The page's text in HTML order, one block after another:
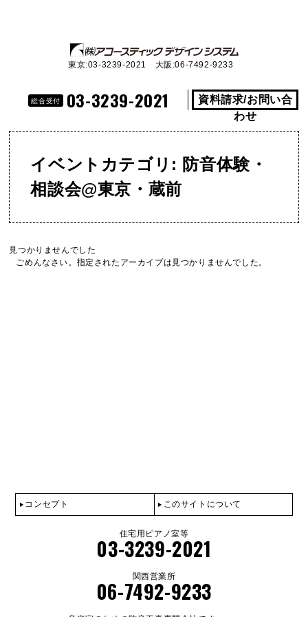
東京:03-3239-2021 大阪:06-7492-9233
総合受付 03-3239-2021
資料請求/お問い合
わせ
イベントカテゴリ: 防音体験・
相談会@東京・蔵前
見つかりませんでした
ごめんなさい。指定されたアーカイブは見つかりませんでした。
コンセプト このサイトについて
住宅用ピアノ室等
03-3239-2021
関西営業所
06-7492-9233